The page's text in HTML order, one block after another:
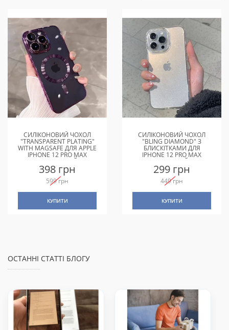
СИЛІКОНОВИЙ ЧОХОЛ
"TRANSPARENT PLATING"
WITH MAGSAFE ДЛЯ APPLE
IPHONE 12 PRO MAX
ФІОЛЕТОВИЙ
398 грн
599 грн
КУПИТИ
СИЛІКОНОВИЙ ЧОХОЛ
"BLING DIAMOND" З
БЛИСКІТКАМИ ДЛЯ
IPHONE 12 PRO MAX
ПРОЗОРИЙ
299 грн
449 грн
КУПИТИ
ОСТАННІ СТАТТІ БЛОГУ